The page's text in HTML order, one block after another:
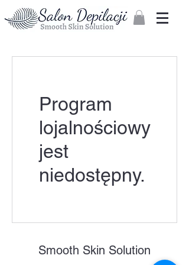
Zaloguj
Program
lojalnościowy
jest
niedostępny.
Smooth Skin Solution